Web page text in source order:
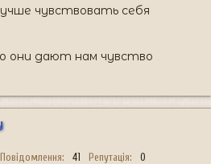
чувствовать себя
они дают нам чувство
Повідомлення 41 Репутація 0